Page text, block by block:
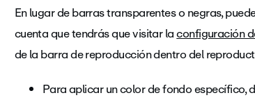
En lugar de barras transparentes o negras,
cuenta que tendrás que visitar laconfiguración
de la barra de reproducción dentro del
Para aplicar un color de fondo específico,